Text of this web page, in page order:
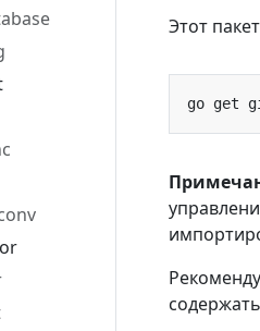
Этот